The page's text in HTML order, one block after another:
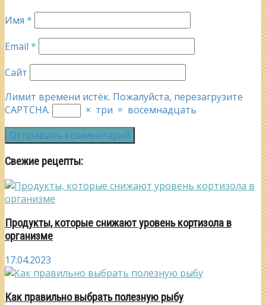
Имя *
Email *
Сайт
Лимит времени истёк. Пожалуйста, перезагрузите
CAPTCHA.
× три = восемнадцать
Свежие рецепты:
Продукты, которые снижают уровень кортизола в
организме
17.04.2023
Как правильно выбрать полезную рыбу